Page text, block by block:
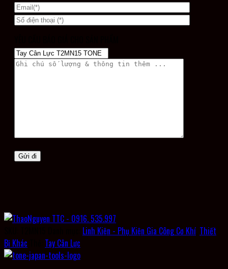
Linh Kiện - Phụ Kiện Gia Công Cơ Khí Thiết
Bị Khác
Tay Cân Lực